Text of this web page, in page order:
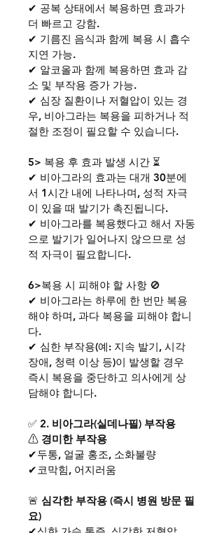
✔ 공복 상태에서 복용하면 효과가
더 빠르고 강함.
✔ 기름진 음식과 함께 복용 시 흡수
지연 가능.
✔ 알코올과 함께 복용하면 효과 감
소 및 부작용 증가 가능.
✔ 심장 질환이나 저혈압이 있는 경
우, 비아그라는 복용을 피하거나 적
절한 조정이 필요할 수 있습니다.
5> 복용 후 효과 발생 시간 ⏳
✔ 비아그라의 효과는 대개 30분에
서 1시간 내에 나타나며, 성적 자극
이 있을 때 발기가 촉진됩니다.
✔ 비아그라를 복용했다고 해서 자동
으로 발기가 일어나지 않으므로 성
적 자극이 필요합니다.
6>복용 시 피해야 할 사항 🚫
✔ 비아그라는 하루에 한 번만 복용
해야 하며, 과다 복용을 피해야 합니
다.
✔ 심한 부작용(예: 지속 발기, 시각
장애, 청력 이상 등)이 발생할 경우
즉시 복용을 중단하고 의사에게 상
담해야 합니다.
✅ 2. 비아그라(실데나필) 부작용
⚠ 경미한 부작용
✔두통, 얼굴 홍조, 소화불량
✔코막힘, 어지러움
🚨 심각한 부작용 (즉시 병원 방문 필
요)